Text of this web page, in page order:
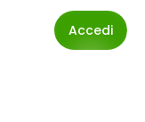
Accedi